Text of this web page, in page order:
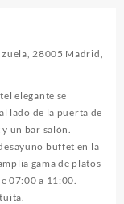
28005 Madrid,
elegante se
lado de la puerta de
un bar salón.
buffet en la
gama de platos
07:00 a 11:00.